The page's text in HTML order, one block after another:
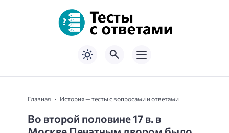
Главная История — тесты с вопросами и ответами
Во второй половине 17 в. в